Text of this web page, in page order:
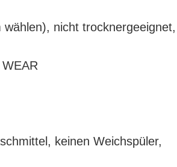
nicht
keinen Weichspüler,